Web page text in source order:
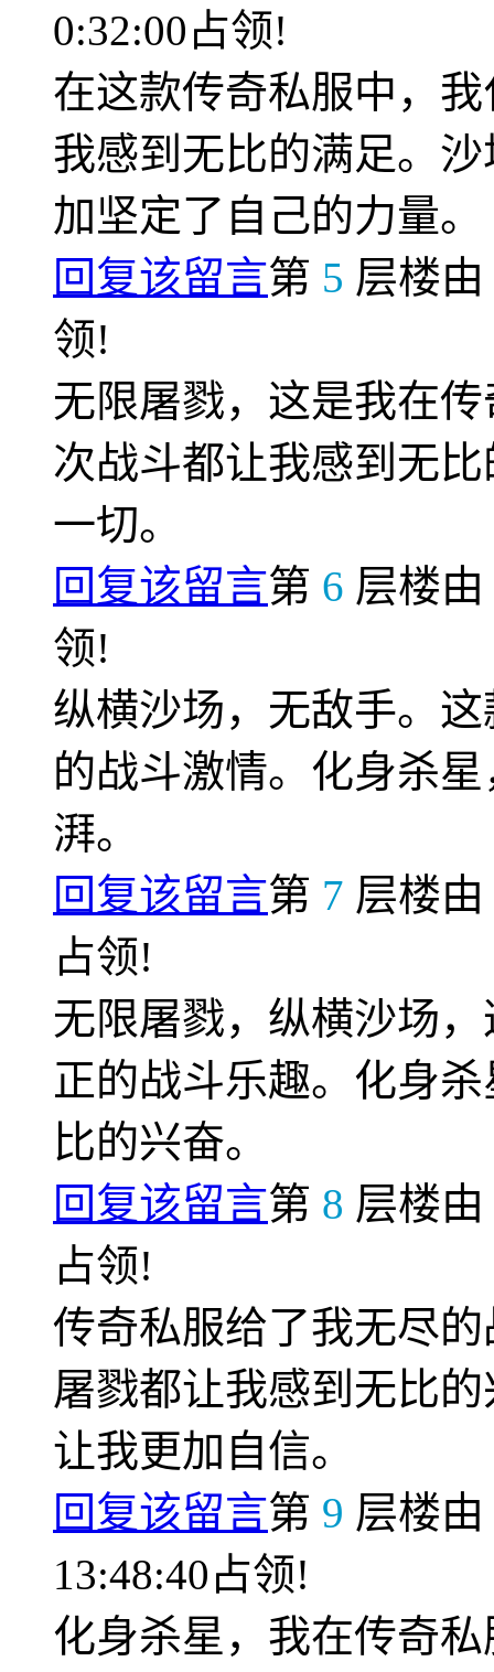
0:32:00占领!
在这款传奇私服中，
我感到无比的满足。
加坚定了自己的力量。
回复该留言第 5 层楼由
领!
无限屠戮，这是我在
次战斗都让我感到无
一切。
回复该留言第 6 层楼由
领!
纵横沙场，无敌手。
的战斗激情。化身杀
湃。
回复该留言第 7 层楼由
占领!
无限屠戮，纵横沙场
正的战斗乐趣。化身
比的兴奋。
回复该留言第 8 层楼由
占领!
传奇私服给了我无尽
屠戮都让我感到无比
让我更加自信。
回复该留言第 9 层楼由
13:48:40占领!
化身杀星，我在传奇